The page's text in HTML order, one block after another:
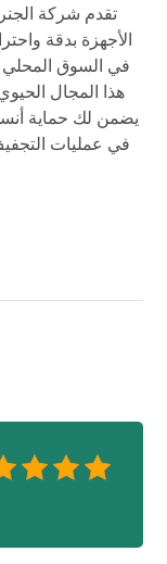
تقدم شركة
الأجهزة بدقة
في السوق المحلي
هذا المجال
يضمن لك حماية
في عمليات